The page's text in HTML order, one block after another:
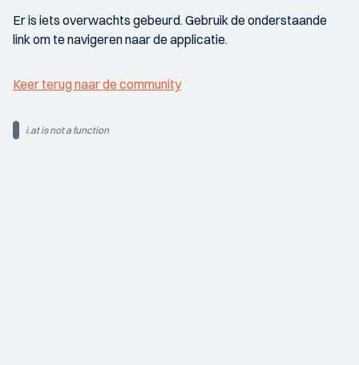
Er is iets overwachts gebeurd. Gebruik de onderstaande
link om te navigeren naar de applicatie.
Keer terug naar de community
i.at is not a function